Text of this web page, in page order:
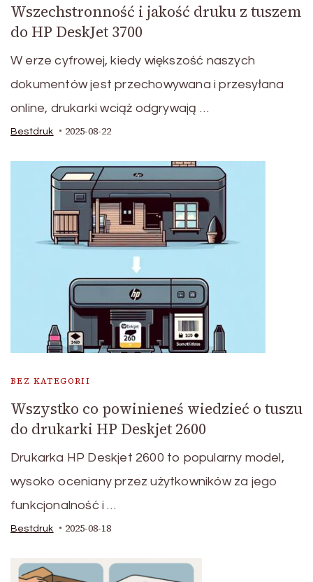
Wszechstronność i jakość druku z tuszem
do HP DeskJet 3700
W erze cyfrowej, kiedy większość naszych
dokumentów jest przechowywana i przesyłana
online, drukarki wciąż odgrywają …
Bestdruk 2025-08-22
BEZ KATEGORII
Wszystko co powinieneś wiedzieć o tuszu
do drukarki HP Deskjet 2600
Drukarka HP Deskjet 2600 to popularny model,
wysoko oceniany przez użytkowników za jego
funkcjonalność i …
Bestdruk 2025-08-18